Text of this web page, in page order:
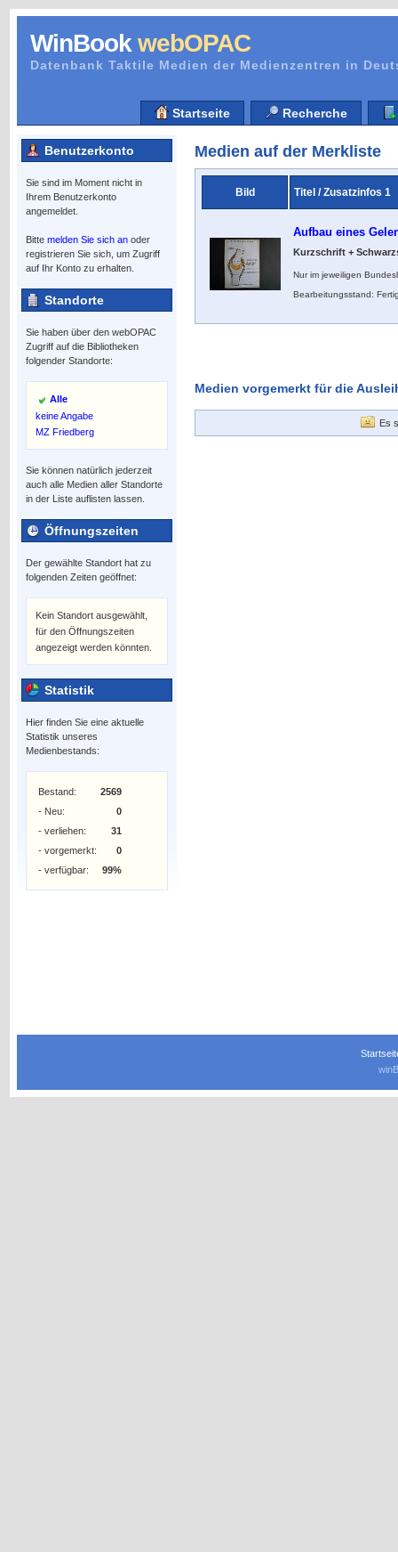
WinBook webOPAC
Datenbank Taktile Medien der Medienzentren in
Startseite Recherche
Benutzerkonto
Sie sind im Moment nicht in
Ihrem Benutzerkonto
angemeldet.
Bitte melden Sie sich an oder
registrieren Sie sich, um Zugriff
auf Ihr Konto zu erhalten.
Standorte
Sie haben über den webOPAC
Zugriff auf die Bibliotheken
folgender Standorte:
Alle
keine Angabe
MZ Friedberg
Sie können natürlich jederzeit
auch alle Medien aller Standorte
in der Liste auflisten lassen.
Öffnungszeiten
Der gewählte Standort hat zu
folgenden Zeiten geöffnet:
Kein Standort ausgewählt,
für den Öffnungszeiten
angezeigt werden könnten.
Statistik
Hier finden Sie eine aktuelle
Statistik unseres
Medienbestands:
Bestand:
2569
- Neu:
0
- verliehen:
31
- vorgemerkt:
0
- verfügbar:
99%
Medien auf der Merkliste
Bild Titel / Zusatzinfos 1
Aufbau eines
Kurzschrift +
Nur im jeweiligen
Bearbeitungsstand:
Medien vorgemerkt für die
Es